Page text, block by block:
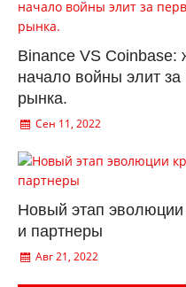
Binance VS Coinbase:
начало войны элит
рынка.
Сен 11, 2022
Новый этап эволюции
и партнеры
Авг 21, 2022